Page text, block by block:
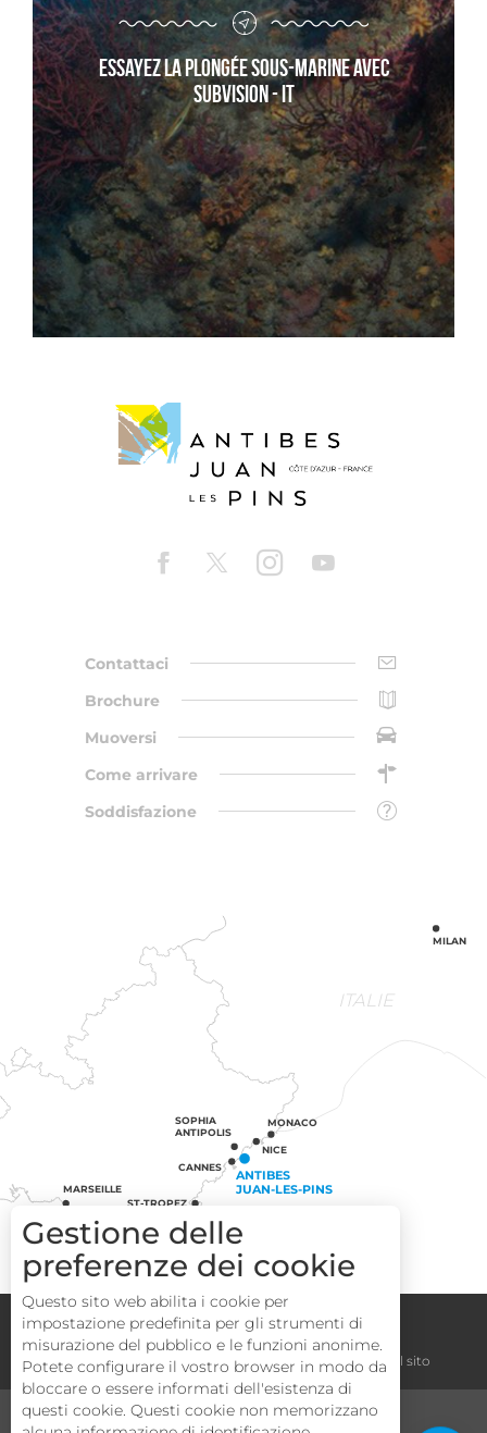
Servizi
Essayez la plongée sous-marine avec
Subvision - it
Contattaci
Brochure
Muoversi
Come arrivare
Soddisfazione
ITALIE
ST-TROPEZ
MARSEILLE
CANNES
ANTIBES
JUAN-LES-PINS
SOPHIA
ANTIPOLIS
NICE
MONACO
MILAN
Congressi Area operatori
Note legali Termini e condizioni La mappa del sito
MEDIA TURISMO E HANDICAP
Gestione delle
preferenze dei cookie
Questo sito web abilita i cookie per
impostazione predefinita per gli strumenti di
misurazione del pubblico e le funzioni anonime.
Potete configurare il vostro browser in modo da
bloccare o essere informati dell'esistenza di
questi cookie. Questi cookie non memorizzano